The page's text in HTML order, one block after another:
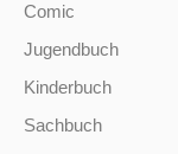
Comic
Jugendbuch
Kinderbuch
Sachbuch